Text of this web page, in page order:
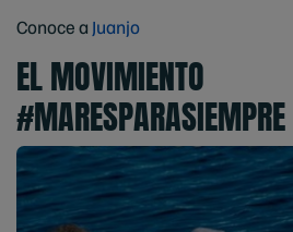
Conoce a Juanjo
EL MOVIMIENTO
#MARESPARASIEMPRE